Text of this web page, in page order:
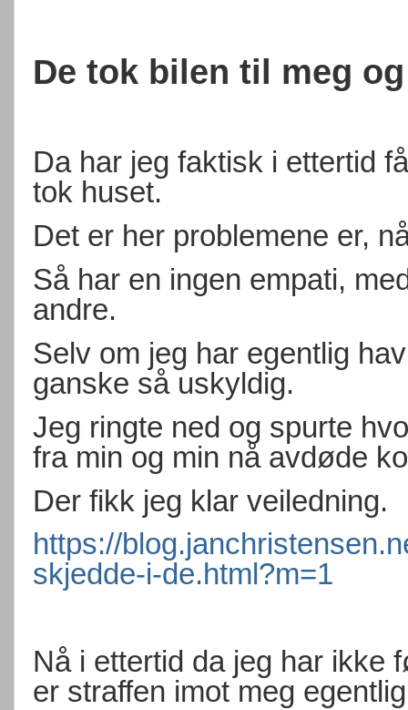
De tok bilen til meg
Da har jeg faktisk i ettertid
tok huset.
Det er her problemene er,
Så har en ingen empati,
andre.
Selv om jeg har egentlig
ganske så uskyldig.
Jeg ringte ned og spurte
fra min og min nå avdøde
Der fikk jeg klar veiledning.
https://
skjedde-i-de.html?m=1
Nå i ettertid da jeg har ikke
er straffen imot meg